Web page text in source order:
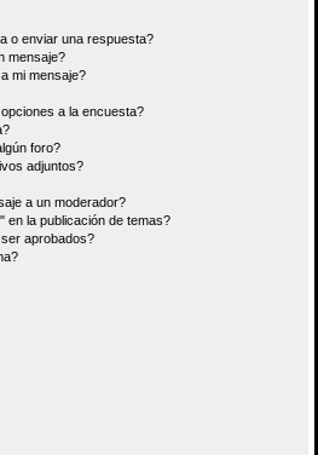
o enviar una respuesta?
mensaje?
mi mensaje?
a la encuesta?
foro?
adjuntos?
a un moderador?
en la publicación de temas?
aprobados?